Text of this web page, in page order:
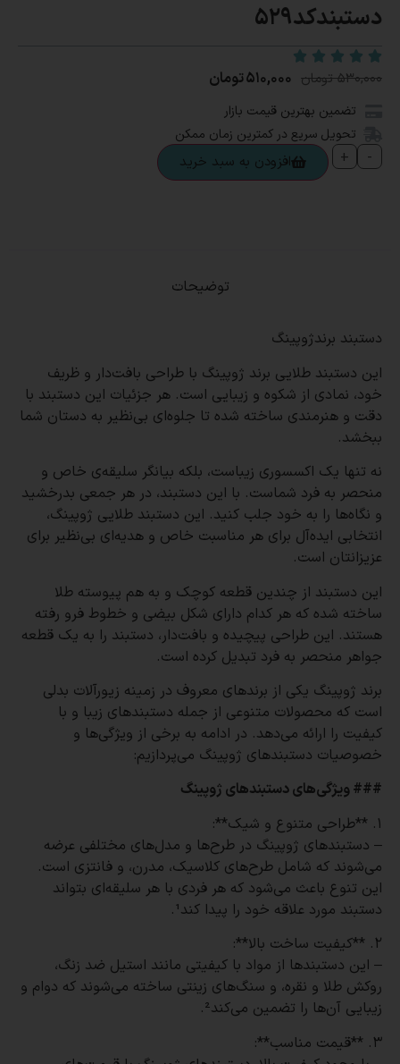
دستبندکد529
۵۳۰,۰۰۰ تومان ۵۱۰,۰۰۰تومان
تضمین بهترین قیمت بازار
تحویل سریع در کمترین زمان ممکن
-
+ افزودن به سبد خرید
توضیحات
دستبند برندژوپینگ
این دستبند طلایی برند ژوپینگ با طراحی بافت‌دار و ظریف
خود، نمادی از شکوه و زیبایی است. هر جزئیات این دستبند با
دقت و هنرمندی ساخته شده تا جلوه‌ای بی‌نظیر به دستان شما
ببخشد.
نه تنها یک اکسسوری زیباست، بلکه بیانگر سلیقه‌ی خاص و
منحصر به فرد شماست. با این دستبند، در هر جمعی بدرخشید
و نگاه‌ها را به خود جلب کنید. این دستبند طلایی ژوپینگ،
انتخابی ایده‌آل برای هر مناسبت خاص و هدیه‌ای بی‌نظیر برای
عزیزانتان است.
این دستبند از چندین قطعه کوچک و به هم پیوسته طلا
ساخته شده که هر کدام دارای شکل بیضی و خطوط فرو رفته
هستند. این طراحی پیچیده و بافت‌دار، دستبند را به یک قطعه
جواهر منحصر به فرد تبدیل کرده است.
برند ژوپینگ یکی از برندهای معروف در زمینه زیورآلات بدلی
است که محصولات متنوعی از جمله دستبندهای زیبا و با
کیفیت را ارائه می‌دهد. در ادامه به برخی از ویژگی‌ها و
خصوصیات دستبندهای ژوپینگ می‌پردازیم:
### ویژگی‌های دستبندهای ژوپینگ
1. **طراحی متنوع و شیک**:
– دستبندهای ژوپینگ در طرح‌ها و مدل‌های مختلفی عرضه
می‌شوند که شامل طرح‌های کلاسیک، مدرن، و فانتزی است.
این تنوع باعث می‌شود که هر فردی با هر سلیقه‌ای بتواند
دستبند مورد علاقه خود را پیدا کند¹.
2. **کیفیت ساخت بالا**:
– این دستبندها از مواد با کیفیتی مانند استیل ضد زنگ،
روکش طلا و نقره، و سنگ‌های زینتی ساخته می‌شوند که دوام و
زیبایی آن‌ها را تضمین می‌کند².
3. **قیمت مناسب**: